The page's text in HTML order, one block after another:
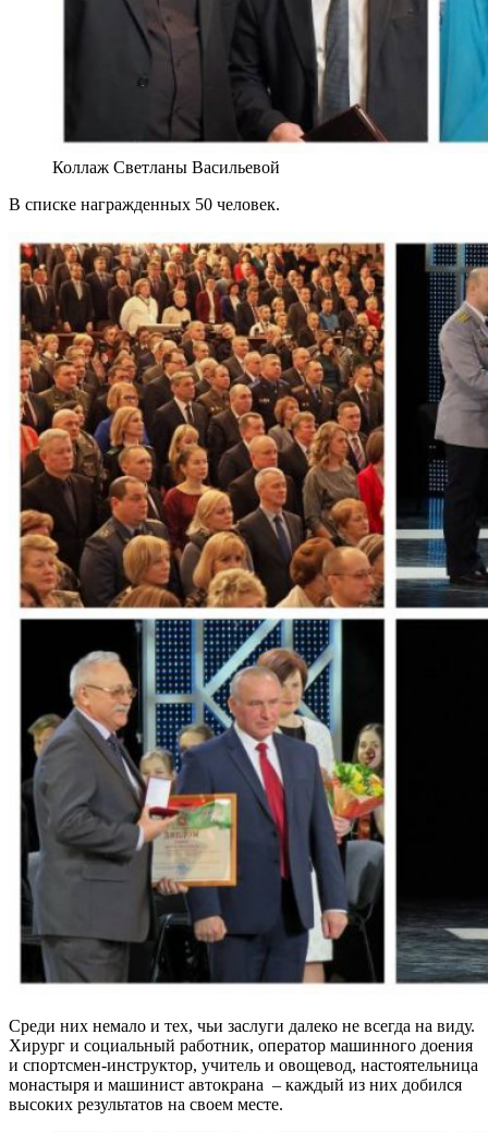
Коллаж Светланы Васильевой
В списке награжденных 50 человек.
Среди них немало и тех, чьи заслуги далеко не всегда на виду.
Хирург и социальный работник, оператор машинного доения
и спортсмен-инструктор, учитель и овощевод, настоятельница
монастыря и машинист автокрана – каждый из них добился
высоких результатов на своем месте.